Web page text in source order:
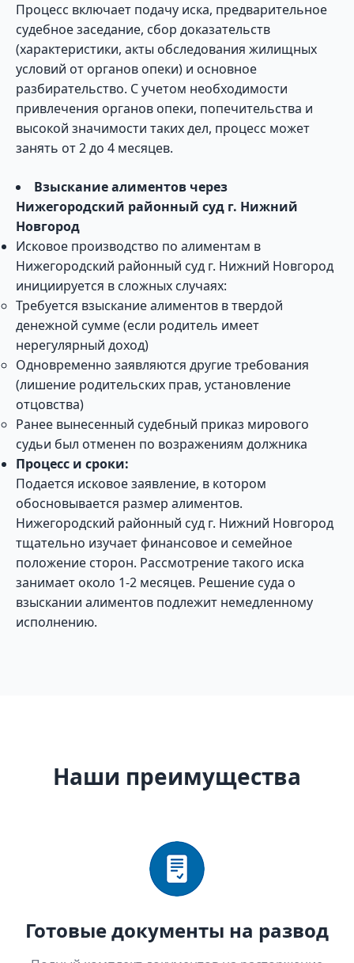
Процесс включает подачу иска, предварительное
судебное заседание, сбор доказательств
(характеристики, акты обследования жилищных
условий от органов опеки) и основное
разбирательство. С учетом необходимости
привлечения органов опеки, попечительства и
высокой значимости таких дел, процесс может
занять от 2 до 4 месяцев.
Взыскание алиментов через
Нижегородский районный суд г. Нижний
Новгород
Исковое производство по алиментам в
Нижегородский районный суд г. Нижний Новгород
инициируется в сложных случаях:
Требуется взыскание алиментов в твердой
денежной сумме (если родитель имеет
нерегулярный доход)
Одновременно заявляются другие требования
(лишение родительских прав, установление
отцовства)
Ранее вынесенный судебный приказ мирового
судьи был отменен по возражениям должника
Процесс и сроки:
Подается исковое заявление, в котором
обосновывается размер алиментов.
Нижегородский районный суд г. Нижний Новгород
тщательно изучает финансовое и семейное
положение сторон. Рассмотрение такого иска
занимает около 1-2 месяцев. Решение суда о
взыскании алиментов подлежит немедленному
исполнению.
Наши преимущества
Готовые документы на развод